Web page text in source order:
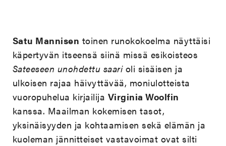
Satu Mannisen toinen runokokoelma näyttäisi
käpertyvän itseensä siinä missä esikoisteos
Sateeseen unohdettu saarioli sisäisen ja
ulkoisen rajaa häivyttävää, moniulotteista
vuoropuhelua kirjailija Virginia Woolfin
kanssa. Maailman kokemisen tasot,
yksinäisyyden ja kohtaamisen sekä elämän ja
kuoleman jännitteiset vastavoimat ovat silti